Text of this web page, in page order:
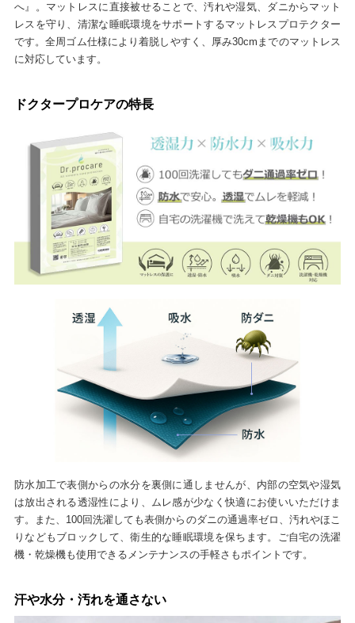
へ』。マットレスに直接被せることで、汚れや湿気、ダニからマット
レスを守り、清潔な睡眠環境をサポートするマットレスプロテクター
です。全周ゴム仕様により着脱しやすく、厚み30cmまでのマットレス
に対応しています。
ドクタープロケアの特長
防水加工で表側からの水分を裏側に通しませんが、内部の空気や湿気
は放出される透湿性により、ムレ感が少なく快適にお使いいただけま
す。また、100回洗濯しても表側からのダニの通過率ゼロ、汚れやほこ
りなどもブロックして、衛生的な睡眠環境を保ちます。ご自宅の洗濯
機・乾燥機も使用できるメンテナンスの手軽さもポイントです。
汗や水分・汚れを通さない